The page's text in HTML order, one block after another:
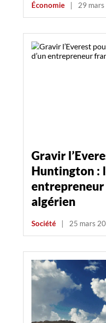
Économie | 29
Gravir
Huntington :
algérien
Société | 25 mars